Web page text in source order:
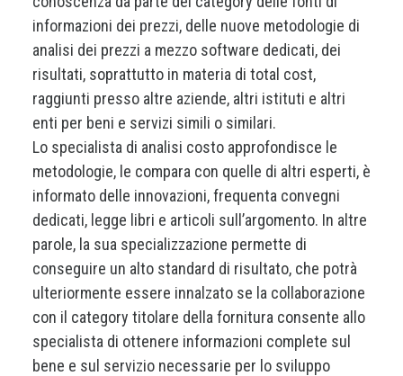
informazioni dei prezzi, delle nuove metodologie di
analisi dei prezzi a mezzo software dedicati, dei
risultati, soprattutto in materia di total cost,
raggiunti presso altre aziende, altri istituti e altri
enti per beni e servizi simili o similari.
Lo specialista di analisi costo approfondisce le
metodologie, le compara con quelle di altri esperti, è
informato delle innovazioni, frequenta convegni
dedicati, legge libri e articoli sull’argomento. In altre
parole, la sua specializzazione permette di
conseguire un alto standard di risultato, che potrà
ulteriormente essere innalzato se la collaborazione
con il category titolare della fornitura consente allo
specialista di ottenere informazioni complete sul
bene e sul servizio necessarie per lo sviluppo